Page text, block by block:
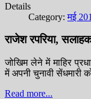
Details
Category:मई
राजेश रपरिया,
जोखिम लेने में माहिर
में अपनी चुनावी सेंधमारी
Read more...